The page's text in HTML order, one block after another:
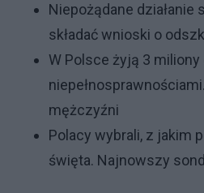
Niepożądane działanie
składać wnioski o
W Polsce żyją 3 miliony
mężczyźni
Polacy wybrali, z jakim
święta. Najnowszy